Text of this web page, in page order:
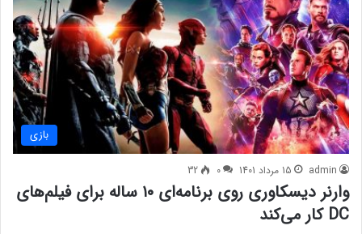
بازی
admin 15 مرداد 1401 0
32
وارنر دیسکاوری روی برنامه‌ای ۱۰ ساله برای فیلم‌های
DC کار می‌کند